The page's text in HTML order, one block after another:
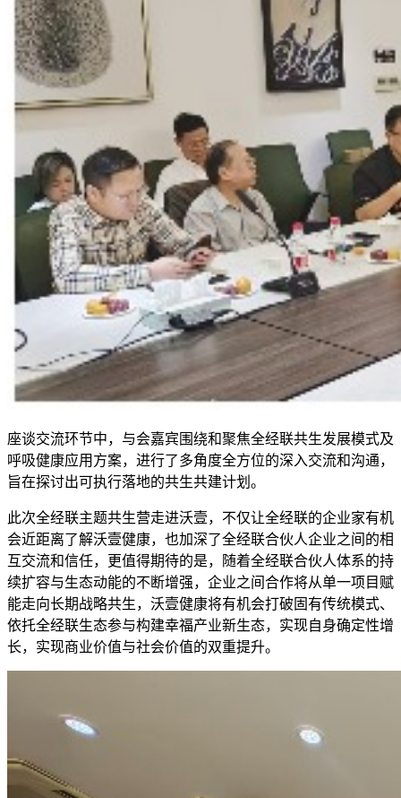
座谈交流环节中，与会嘉宾围绕和聚焦全经联共生发展模式及
呼吸健康应用方案，进行了多角度全方位的深入交流和沟通，
旨在探讨出可执行落地的共生共建计划。
此次全经联主题共生营走进沃壹，不仅让全经联的企业家有机
会近距离了解沃壹健康，也加深了全经联合伙人企业之间的相
互交流和信任，更值得期待的是，随着全经联合伙人体系的持
续扩容与生态动能的不断增强，企业之间合作将从单一项目赋
能走向长期战略共生，沃壹健康将有机会打破固有传统模式、
依托全经联生态参与构建幸福产业新生态，实现自身确定性增
长，实现商业价值与社会价值的双重提升。